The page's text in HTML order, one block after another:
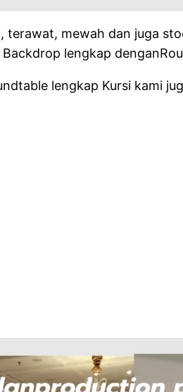
mewah dan juga
lengkap
lengkap Kursi kami